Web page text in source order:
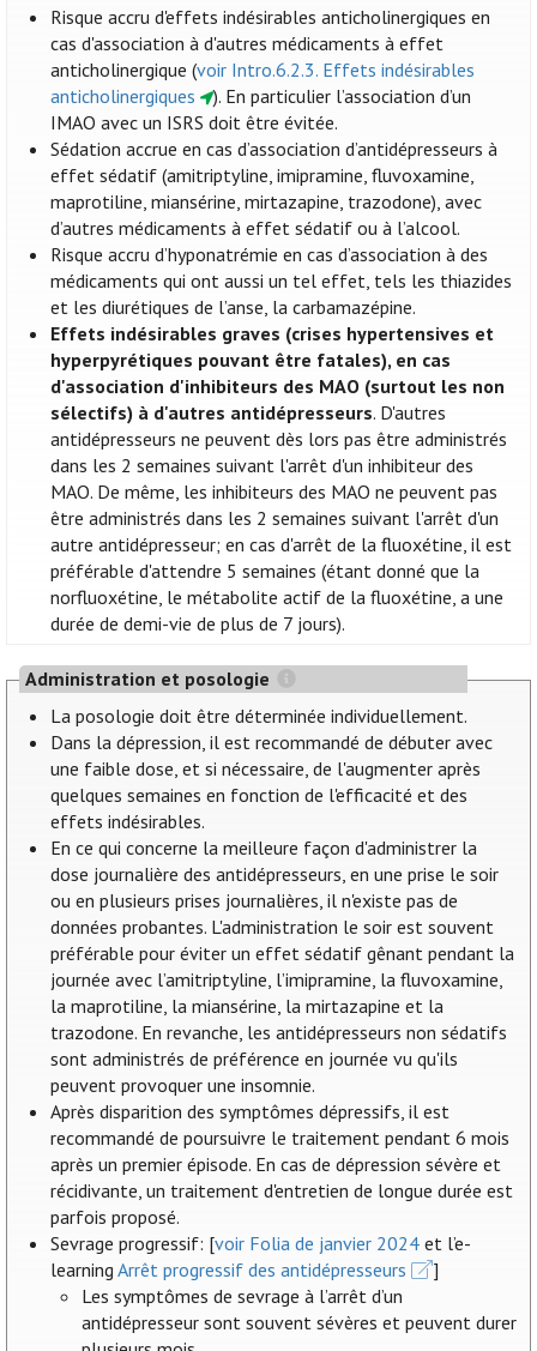
Risque accru d'effets indésirables anticholinergiques en
cas d'association à d'autres médicaments à effet
anticholinergique (voir Intro.6.2.3. Effets indésirables
anticholinergiques
). En particulier l’association d’un
IMAO avec un ISRS doit être évitée.
Sédation accrue en cas d’association d’antidépresseurs à
effet sédatif (amitriptyline, imipramine, fluvoxamine,
maprotiline, miansérine, mirtazapine, trazodone), avec
d’autres médicaments à effet sédatif ou à l’alcool.
Risque accru d’hyponatrémie en cas d’association à des
médicaments qui ont aussi un tel effet, tels les thiazides
et les diurétiques de l’anse, la carbamazépine.
Effets indésirables graves (crises hypertensives et
hyperpyrétiques pouvant être fatales), en cas
d'association d'inhibiteurs des MAO (surtout les non
sélectifs) à d'autres antidépresseurs. D'autres
antidépresseurs ne peuvent dès lors pas être administrés
dans les 2 semaines suivant l'arrêt d'un inhibiteur des
MAO. De même, les inhibiteurs des MAO ne peuvent pas
être administrés dans les 2 semaines suivant l'arrêt d'un
autre antidépresseur; en cas d'arrêt de la fluoxétine, il est
préférable d'attendre 5 semaines (étant donné que la
norfluoxétine, le métabolite actif de la fluoxétine, a une
durée de demi-vie de plus de 7 jours).
Administration et posologie
La posologie doit être déterminée individuellement.
Dans la dépression, il est recommandé de débuter avec
une faible dose, et si nécessaire, de l'augmenter après
quelques semaines en fonction de l'efficacité et des
effets indésirables.
En ce qui concerne la meilleure façon d'administrer la
dose journalière des antidépresseurs, en une prise le soir
ou en plusieurs prises journalières, il n'existe pas de
données probantes. L'administration le soir est souvent
préférable pour éviter un effet sédatif gênant pendant la
journée avec l’amitriptyline, l’imipramine, la fluvoxamine,
la maprotiline, la miansérine, la mirtazapine et la
trazodone. En revanche, les antidépresseurs non sédatifs
sont administrés de préférence en journée vu qu'ils
peuvent provoquer une insomnie.
Après disparition des symptômes dépressifs, il est
recommandé de poursuivre le traitement pendant 6 mois
après un premier épisode. En cas de dépression sévère et
récidivante, un traitement d'entretien de longue durée est
parfois proposé.
Sevrage progressif: [voir Folia de janvier 2024 et l’e-
learningArrêt progressif des antidépresseurs
]
Les symptômes de sevrage à l’arrêt d’un
antidépresseur sont souvent sévères et peuvent durer